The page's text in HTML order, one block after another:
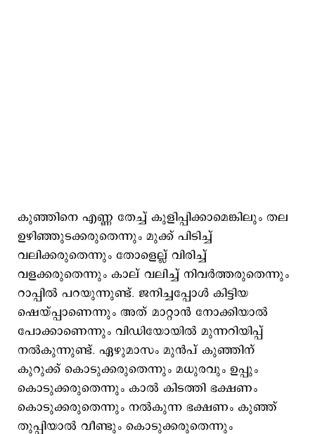
കുഞ്ഞിനെ എണ്ണ തേച്ച് കുളിപ്പിക്കാമെങ്കിലും തല
ഉഴിഞ്ഞുടക്കരുതെന്നും മുക്ക് പിടിച്ച്
വലിക്കരുതെന്നും തോളെല്ല് വിരിച്ച്
വളക്കരുതെന്നും കാല് വലിച്ച് നിവര്‍ത്തരുതെന്നും
റാപ്പില്‍ പറയുന്നുണ്ട്. ജനിച്ചപ്പോള്‍ കിട്ടിയ
ഷെയ്പ്പാണെന്നും അത് മാറ്റാന്‍ നോക്കിയാല്‍
പോക്കാണെന്നും വിഡിയോയില്‍ മുന്നറിയിപ്പ്
നല്‍കുന്നുണ്ട്. ഏഴുമാസം മുന്‍പ് കുഞ്ഞിന്
കുറുക്ക് കൊടുക്കരുതെന്നും മധുരവും ഉപ്പും
കൊടുക്കരുതെന്നും കാല്‍ കിടത്തി ഭക്ഷണം
കൊടുക്കരുതെന്നും നല്‍കുന്ന ഭക്ഷണം കുഞ്ഞ്
തുപ്പിയാല്‍ വീണ്ടും കൊടുക്കരുതെന്നും